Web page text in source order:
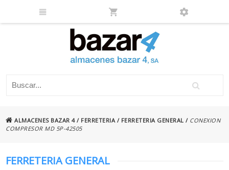
ALMACENES BAZAR 4/ FERRETERIA / FERRETERIA GENERAL / CONEXION
COMPRESOR MD 5P-42505
FERRETERIA GENERAL